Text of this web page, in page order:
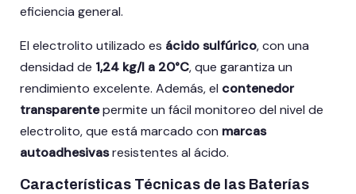
eficiencia general.
El electrolito utilizado es ácido sulfúrico, con una
densidad de 1,24 kg/l a 20°C, que garantiza un
rendimiento excelente. Además, el contenedor
transparentepermite un fácil monitoreo del nivel de
electrolito, que está marcado con marcas
autoadhesivasresistentes al ácido.
Características Técnicas de las Baterías